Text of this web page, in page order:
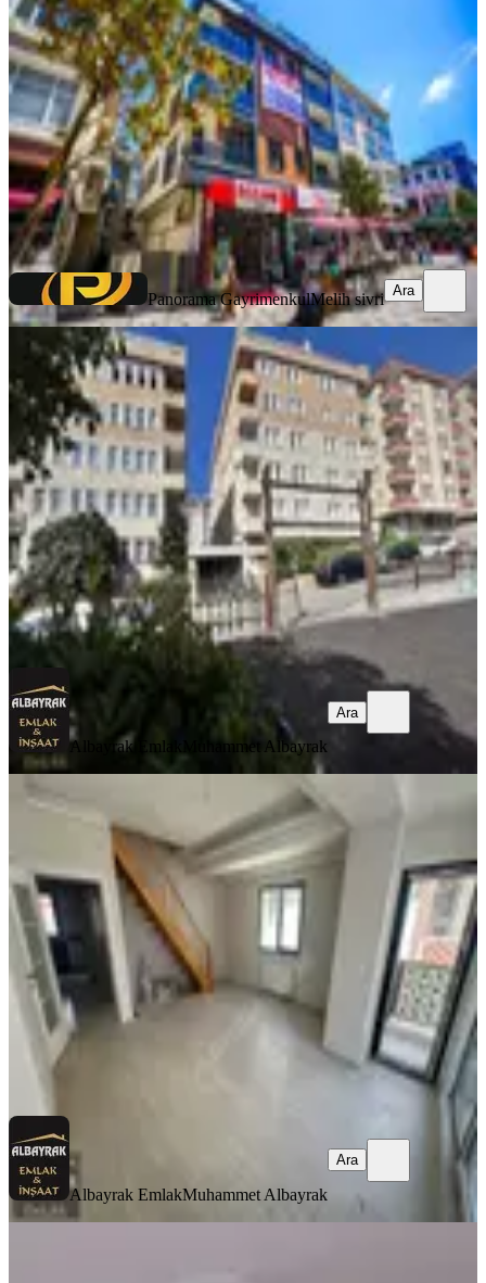
Ümraniye, Atatürk Mahallesi
4+1·170 m²·5. Kat·07.08.2026
16.250.000 ₺
Panorama Gayrimenkul Melih sivri
Ara
Panorama GayrimenkulMelih sivri Ara
Albayrak Emlak'tan Tatlısuda Önü
Açık Site İçi Geniş Ferah Daire
Ümraniye, Tatlısu Mahallesi
2+1
110 m²·2. Kat·07.08.2026
8.250.000 ₺
Albayrak EmlakMuhammet Albayrak
Ara
Albayrak Emlak Muhammet Albayrak
Ara
YENİ
Albayrak'tan ^tapu Masrafsız^ Sıfır
Ön Cephe 4+1 3 Wc'li Dubleks
Ümraniye, Armağanevler Mahallesi
4+1
180 m² 4. Kat ·
9.500.000 ₺
Albayrak Emlak
Albayrak EmlakMuhammet Albayrak
Ara